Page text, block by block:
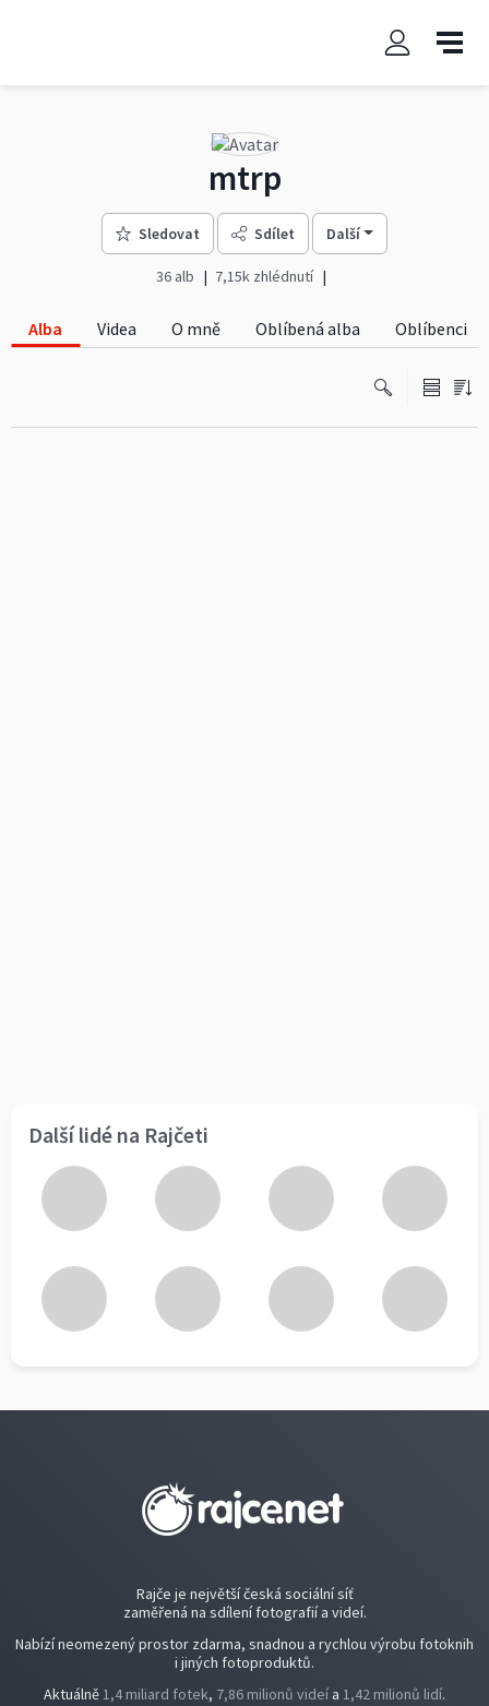
mtrp
Sledovat Sdílet Další
36 alb 7,15k zhlédnutí
Alba Videa O mně Oblíbená alba Oblíbenci
Další lidé na Rajčeti
Rajče je největší česká sociální síť
zaměřená na sdílení fotografií a videí.
Nabízí neomezený prostor zdarma, snadnou a rychlou výrobu fotoknih
i jiných fotoproduktů.
Aktuálně1,4 miliard fotek, 7,86 milionů videí a 1,42 milionů lidí.